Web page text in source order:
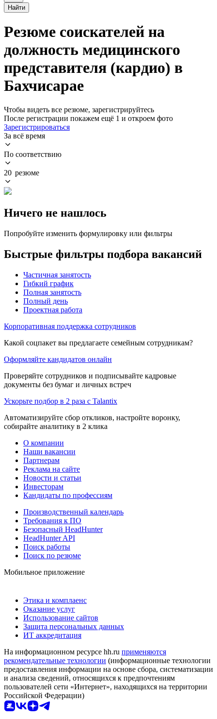
Найти
Резюме соискателей на
должность медицинского
представителя (кардио) в
Бахчисарае
Чтобы видеть все резюме, зарегистрируйтесь
После регистрации покажем ещё 1 и откроем фото
Зарегистрироваться
За всё время
По соответствию
20 резюме
Ничего не нашлось
Попробуйте изменить формулировку или фильтры
Быстрые фильтры подбора вакансий
Частичная занятость
Гибкий график
Полная занятость
Полный день
Проектная работа
Корпоративная поддержка сотрудников
Какой соцпакет вы предлагаете семейным сотрудникам?
Оформляйте кандидатов онлайн
Проверяйте сотрудников и подписывайте кадровые
документы без бумаг и личных встреч
Ускорьте подбор в 2 раза с Talantix
Автоматизируйте сбор откликов, настройте воронку,
собирайте аналитику в 2 клика
О компании
Наши вакансии
Партнерам
Реклама на сайте
Новости и статьи
Инвесторам
Кандидаты по профессиям
Производственный календарь
Требования к ПО
Безопасный HeadHunter
HeadHunter API
Поиск работы
Поиск по резюме
Мобильное приложение
Этика и комплаенс
Оказание услуг
Использование сайтов
Защита персональных данных
ИТ аккредитация
На информационном ресурсе hh.ru применяются
рекомендательные технологии (информационные технологии
предоставления информации на основе сбора, систематизации
и анализа сведений, относящихся к предпочтениям
пользователей сети «Интернет», находящихся на территории
Российской Федерации)